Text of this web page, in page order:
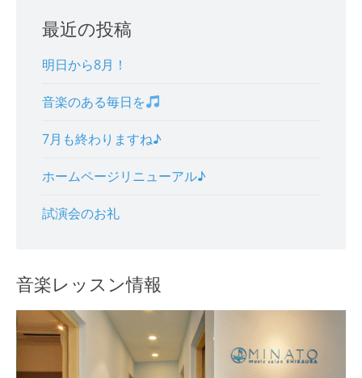
最近の投稿
明日から8月！
音楽のある毎日を
7月も終わりますね♪
ホームページリニューアル♪
試演会のお礼
音楽レッスン情報